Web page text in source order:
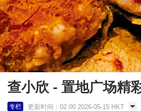
查小欣 - 置地广场精
专栏 更新时间：02:00 2026-05-15 HKT